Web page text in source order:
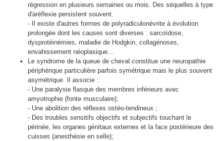
régression en plusieurs semaines ou mois. Des séquelles à type
d'aréflexie persistent souvent.
- Il existe d'autres formes de polyradiculonévrite à évolution
prolongée dont les causes sont diverses : sarcoïdose,
dysprotéinémies, maladie de Hodgkin, collagénoses,
envahissement néoplasique...
Le syndrome de la queue de cheval constitue une neuropathie
périphérique particulière parfois symétrique mais le plus souvent
asymétrique. Il associe :
- Une paralysie flasque des membres inférieurs avec
amyotrophie (fonte musculaire);
- Une abolition des réflexes ostéo-tendineux ;
- Des troubles sensitifs objectifs et subjectifs touchant le
périnée, les organes génitaux externes et la face postérieure des
cuisses (anesthésie en selle);